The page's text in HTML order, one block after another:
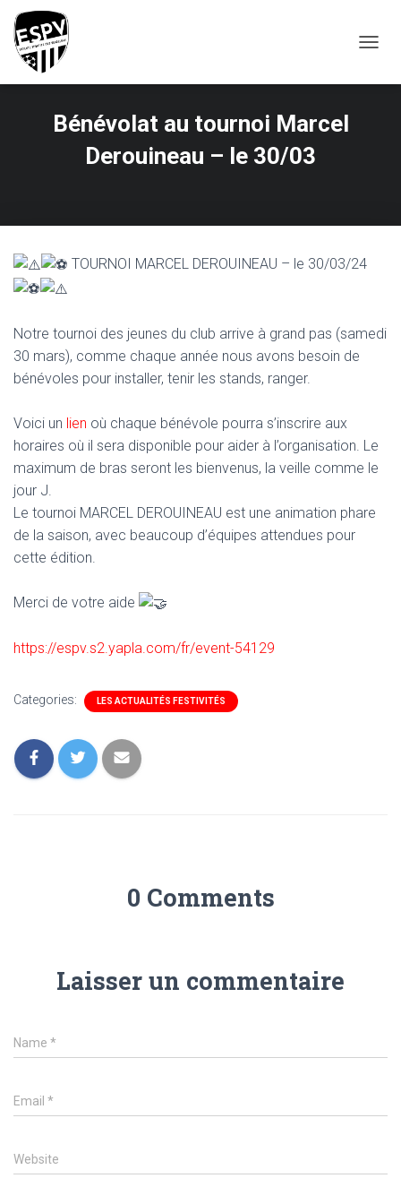
G
Bénévolat au tournoi Marcel
Derouineau – le 30/03
TOURNOI MARCEL DEROUINEAU – le 30/03/24
Notre tournoi des jeunes du club arrive à grand pas (samedi
30 mars), comme chaque année nous avons besoin de
bénévoles pour installer, tenir les stands, ranger.
Voici un lien où chaque bénévole pourra s’inscrire aux
horaires où il sera disponible pour aider à l’organisation. Le
maximum de bras seront les bienvenus, la veille comme le
jour J.
Le tournoi MARCEL DEROUINEAU est une animation phare
de la saison, avec beaucoup d’équipes attendues pour
cette édition.
Merci de votre aide
https://espv.s2.yapla.com/fr/event-54129
Categories: LES ACTUALITÉS FESTIVITÉS
0 Comments
Laisser un commentaire
Name *
Email *
Website